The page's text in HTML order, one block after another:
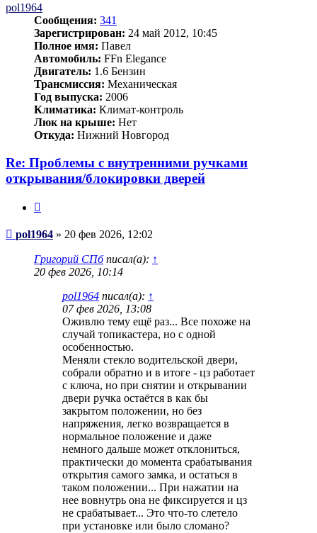
pol1964
Сообщения: 341
Зарегистрирован: 24 май 2012, 10:45
Полное имя: Павел
Автомобиль: FFn Elegance
Двигатель: 1.6 Бензин
Трансмиссия: Механическая
Год выпуска: 2006
Климатика: Климат-контроль
Люк на крыше: Нет
Откуда: Нижний Новгород
Re: Проблемы с внутренними ручками
открывания/блокировки дверей
Сообщение
pol1964 » 20 фев 2026, 12:02
Григорий СПбписал(а): ↑
20 фев 2026, 10:14
pol1964 писал(а): ↑
07 фев 2026, 13:08
Оживлю тему ещё раз... Все похоже на
случай топикастера, но с одной
особенностью.
Меняли стекло водительской двери,
собрали обратно и в итоге - цз работает
с ключа, но при снятии и открывании
двери ручка остаётся в как бы
закрытом положении, но без
напряжения, легко возвращается в
нормальное положение и даже
немного дальше может отклониться,
практически до момента срабатывания
открытия самого замка, и остаться в
таком положении... При нажатии на
нее вовнутрь она не фиксируется и цз
не срабатывает... Это что-то слетело
при установке или было сломано?